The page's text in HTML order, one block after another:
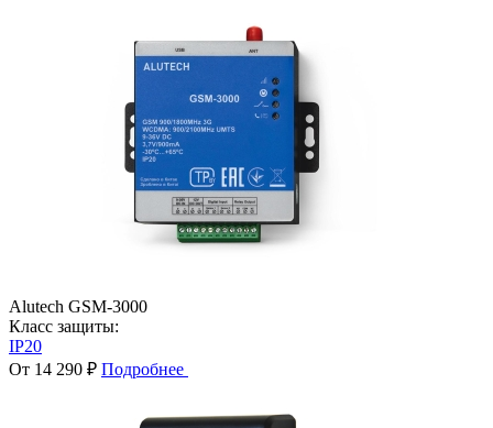
Alutech GSM-3000
Класс защиты:
IP20
От 14 290 ₽ Подробнее